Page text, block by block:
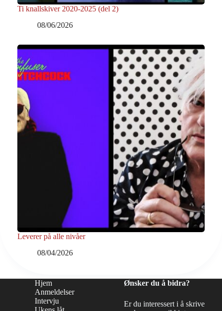
Ti knallskiver 2020-2025 (del 2)
08/06/2026
Leverer på alle nivåer
08/04/2026
Hjem
Anmeldelser
Intervju
Ønsker du å bidra?
Er du interessert i å skrive